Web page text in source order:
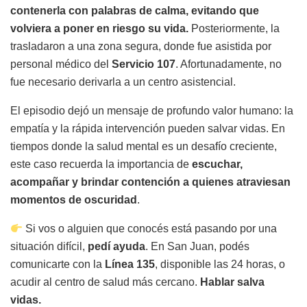
contenerla con palabras de calma, evitando que
volviera a poner en riesgo su vida. Posteriormente, la
trasladaron a una zona segura, donde fue asistida por
personal médico del Servicio 107. Afortunadamente, no
fue necesario derivarla a un centro asistencial.
El episodio dejó un mensaje de profundo valor humano: la
empatía y la rápida intervención pueden salvar vidas. En
tiempos donde la salud mental es un desafío creciente,
este caso recuerda la importancia de escuchar,
acompañar y brindar contención a quienes atraviesan
momentos de oscuridad .
Si vos o alguien que conocés está pasando por una
situación difícil, pedí ayuda. En San Juan, podés
comunicarte con la Línea 135, disponible las 24 horas, o
acudir al centro de salud más cercano. Hablar salva
vidas.